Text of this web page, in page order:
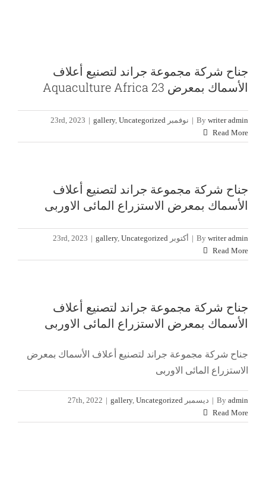
جناح شركة مجموعة جراند لتصنيع أعلاف
الأسماك بمعرض Aquaculture Africa 23
By writer admin
| نوفمبر 23rd, 2023 | gallery, Uncategorized
Read More
جناح شركة مجموعة جراند لتصنيع أعلاف
الأسماك بمعرض الاستزراع المائى الاوربى
By writer admin
| أكتوبر 23rd, 2023 | gallery, Uncategorized
Read More
جناح شركة مجموعة جراند لتصنيع أعلاف
الأسماك بمعرض الاستزراع المائى الاوربى
جناح شركة مجموعة جراند لتصنيع أعلاف الأسماك بمعرض
الاستزراع المائى الاوربى
By admin
| ديسمبر 27th, 2022 | gallery, Uncategorized
Read More